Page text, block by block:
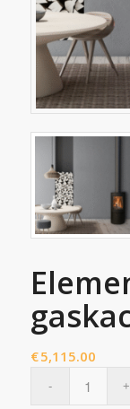
€5,115.00